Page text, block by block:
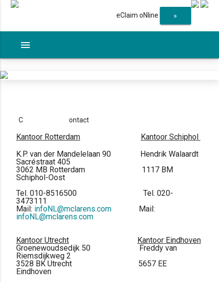
eClaim oNline »
menu
C ontact
Kantoor Rotterdam
Kantoor Schiphol
K.P. van der Mandelelaan 90 Hendrik Walaardt
Sacréstraat 405
3062 MB Rotterdam 1117 BM
Schiphol-Oost
Tel. 010-8516500 Tel. 020-
3473111
Mail: infoNL@mclarens.com
Mail:
infoNL@mclarens.com
Kantoor Utrecht
Kantoor Eindhoven
Groenewoudsedijk 50 Freddy van
Riemsdijkweg 2
3528 BK Utrecht 5657 EE
Eindhoven